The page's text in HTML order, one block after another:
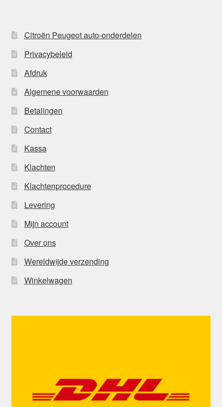
Citroën Peugeot auto-onderdelen
Privacybeleid
Afdruk
Algemene voorwaarden
Betalingen
Contact
Kassa
Klachten
Klachtenprocedure
Levering
Mijn account
Over ons
Wereldwijde verzending
Winkelwagen